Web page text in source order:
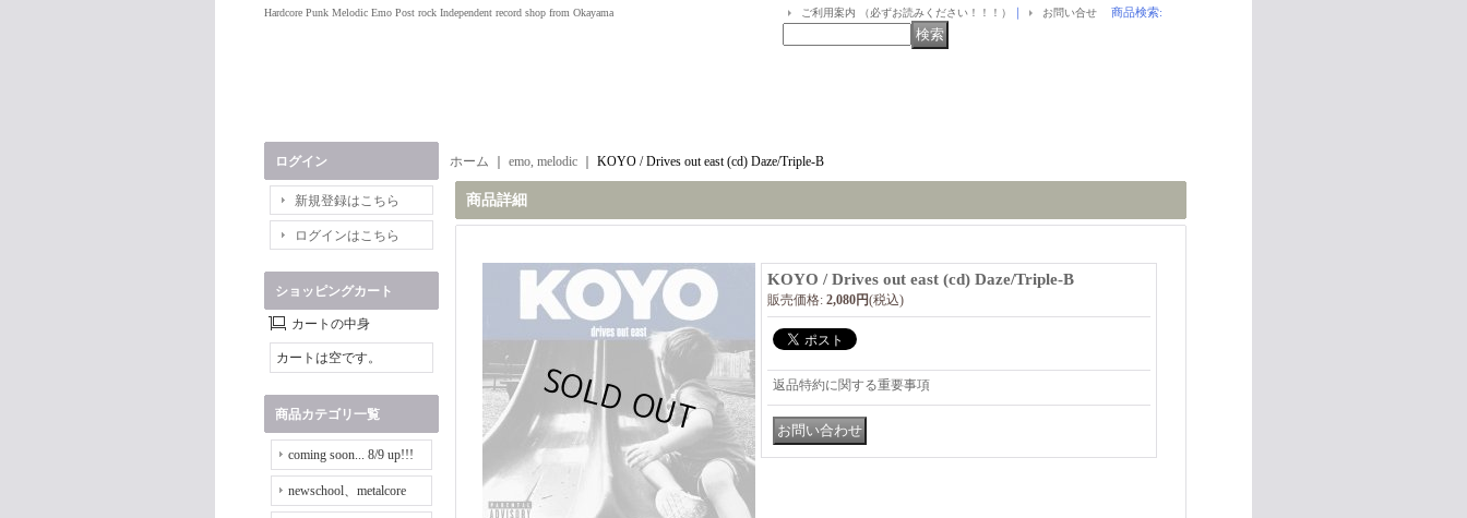
Hardcore Punk Melodic Emo Post rock Independent record shop from Okayama ご利用案内 （必ずお読みください！！！） ｜ お問い合せ 商品検索:
ログイン
新規登録はこちら
ログインはこちら
ショッピングカート
カートの中身
カートは空です。
商品カテゴリ一覧
coming soon... 8/9 up!!!
newschool、metalcore
ホーム emo, melodic KOYO / Drives out east (cd) Daze/Triple-B
商品詳細
KOYO / Drives out east (cd) Daze/Triple-B
販売価格: 2,080円(税込)
返品特約に関する重要事項